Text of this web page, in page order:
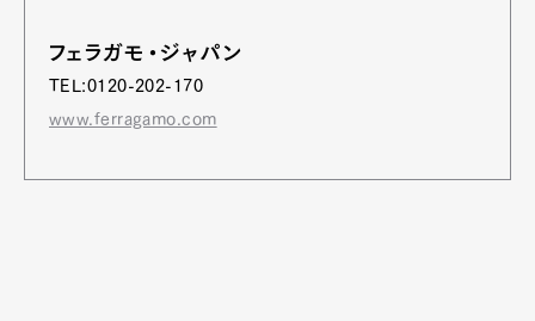
フェラガモ・ジャパン
TEL:0120-202-170
www.ferragamo.com